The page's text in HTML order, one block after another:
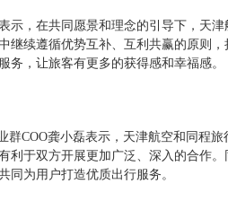
示，在共同愿景和理念的引导下，天
继续遵循优势互补、互利共赢的原则
务，让旅客有更多的获得感和幸福感。
群COO龚小磊表示，天津航空和同程
利于双方开展更加广泛、深入的合作
同为用户打造优质出行服务。